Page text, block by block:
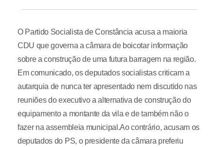
O Partido Socialista de Constância acusa a maioria
CDU que governa a câmara de boicotar informação
sobre a construção de uma futura barragem na região.
Em comunicado, os deputados socialistas criticam a
autarquia de nunca ter apresentado nem discutido nas
reuniões do executivo a alternativa de construção do
equipamento a montante da vila e de também não o
fazer na assembleia municipal.Ao contrário, acusam os
deputados do PS, o presidente da câmara preferiu